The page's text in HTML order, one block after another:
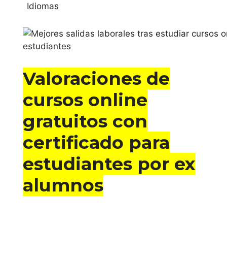
con certificado
estudiar curso
de cursos
gratuitos con
certificado
para
estudiantes
online en
Idiomas
Valoraciones de
cursos online
gratuitos con
certificado para
estudiantes por ex
alumnos